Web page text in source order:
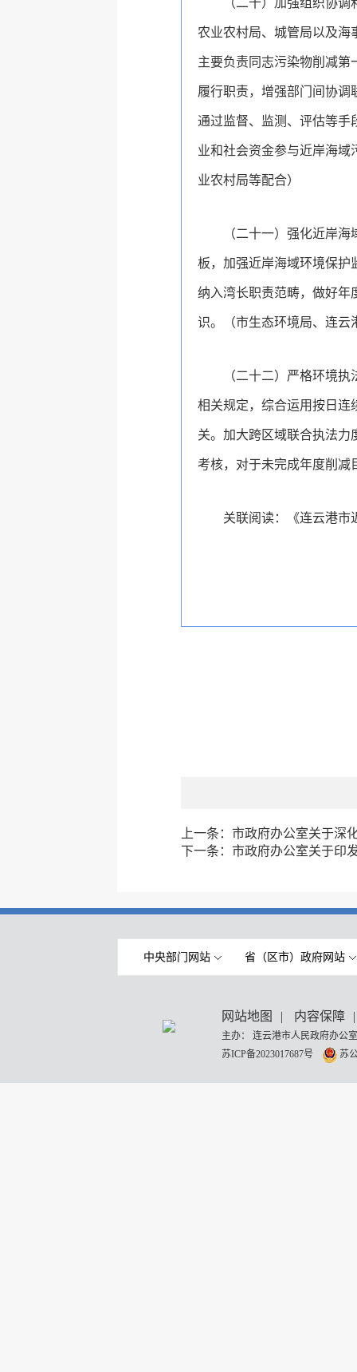
（二十）加强组织协
农业农村局、城管局以及海
主要负责同志污染物削减第
履行职责，增强部门间协调
通过监督、监测、评估等手
业和社会资金参与近岸海域
业农村局等配合）
（二十一）强化近岸
板，加强近岸海域环境保护
纳入湾长职责范畴，做好年
识。（市生态环境局、连云
（二十二）严格环境
相关规定，综合运用按日连
关。加大跨区域联合执法力
考核，对于未完成年度削减
关联阅读： 《连云港
上一条： 市政府办公室关于深
下一条： 市政府办公室关于印
中央部门网站 省（区市）政府网站
网站地图 | 内容保障 |
主办： 连云港市人民政府办
苏ICP备2023017687号
苏